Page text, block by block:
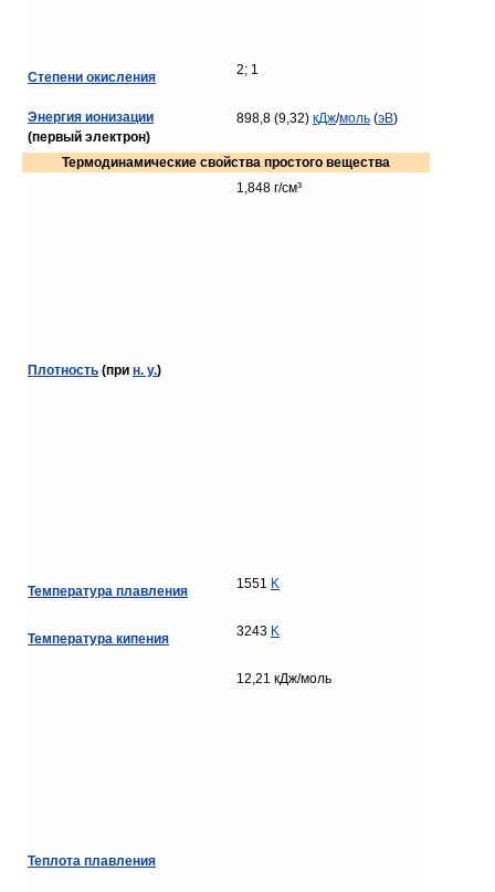
Степени окисления 2; 1
Энергия ионизации
(первый электрон)
898,8 (9,32) кДж/моль (эВ)
Термодинамические свойства простого вещества
Плотность (при н. у.)
1,848 г/см³
Температура плавления 1551 K
Температура кипения 3243 K
Теплота плавления
12,21 кДж/моль